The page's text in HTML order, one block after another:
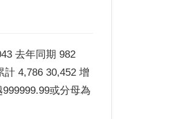
去年同期 982
4,786 30,452 增
或分母為